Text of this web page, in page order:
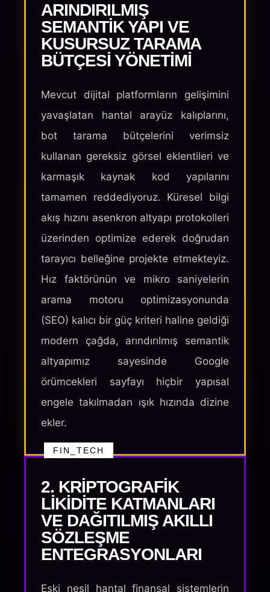
ARINDIRILMIŞ
SEMANTIK YAPI VE
KUSURSUZ TARAMA
BÜTÇESI YÖNETIMI
Mevcut dijital platformların gelişimini
yavaşlatan hantal arayüz kalıplarını,
bot tarama bütçelerini verimsiz
kullanan gereksiz görsel eklentileri ve
karmaşık kaynak kod yapılarını
tamamen reddediyoruz. Küresel bilgi
akış hızını asenkron altyapı protokolleri
üzerinden optimize ederek doğrudan
tarayıcı belleğine projekte etmekteyiz.
Hız faktörünün ve mikro saniyelerin
arama motoru optimizasyonunda
(SEO) kalıcı bir güç kriteri haline geldiği
modern çağda, arındırılmış semantik
altyapımız sayesinde Google
örümcekleri sayfayı hiçbir yapısal
engele takılmadan ışık hızında dizine
ekler.
FIN_TECH
2. KRIPTOGRAFIK
LIKIDITE KATMANLARI
VE DAĞITILMIŞ AKILLI
SÖZLEŞME
ENTEGRASYONLARI
Eski nesil hantal finansal sistemlerin